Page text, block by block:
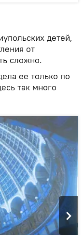
детей,
от
сложно.
ее только по
так много